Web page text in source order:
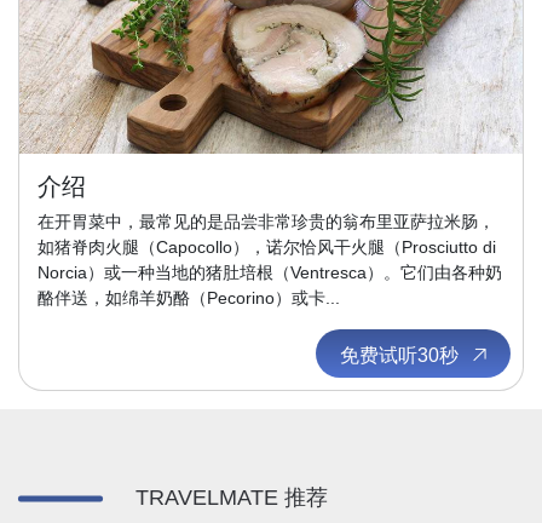
介绍
在开胃菜中，最常见的是品尝非常珍贵的翁布里亚萨拉米肠，
如猪脊肉火腿（Capocollo），诺尔恰风干火腿（Prosciutto di
Norcia）或一种当地的猪肚培根（Ventresca）。它们由各种奶
酪伴送，如绵羊奶酪（Pecorino）或卡...
免费试听30秒
TRAVELMATE 推荐